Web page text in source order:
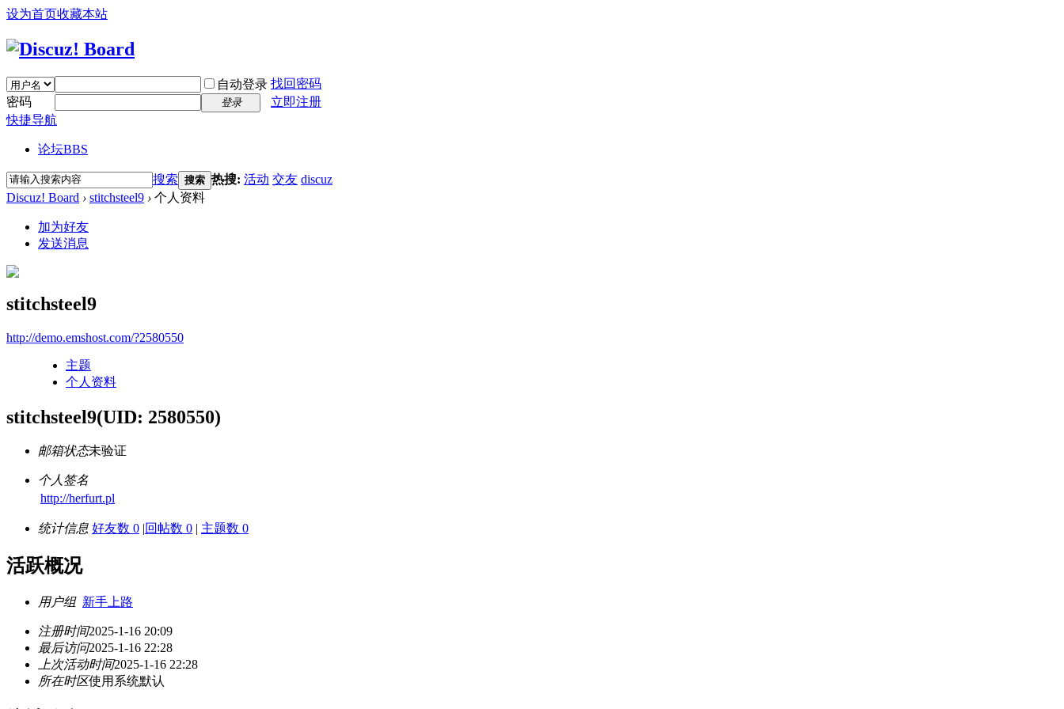
设为首页收藏本站
自动登录 找回密码
密码
登录
立即注册
快捷导航
论坛BBS
搜索 搜索 热搜: 活动 交友 discuz
Discuz! Board › stitchsteel9 › 个人资料
加为好友
发送消息
stitchsteel9
http://demo.emshost.com/?2580550
主题
个人资料
stitchsteel9(UID: 2580550)
邮箱状态未验证
个人签名
http://herfurt.pl
统计信息 好友数 0 |回帖数 0 | 主题数 0
活跃概况
用户组 新手上路
注册时间2025-1-16 20:09
最后访问2025-1-16 22:28
上次活动时间2025-1-16 22:28
所在时区使用系统默认